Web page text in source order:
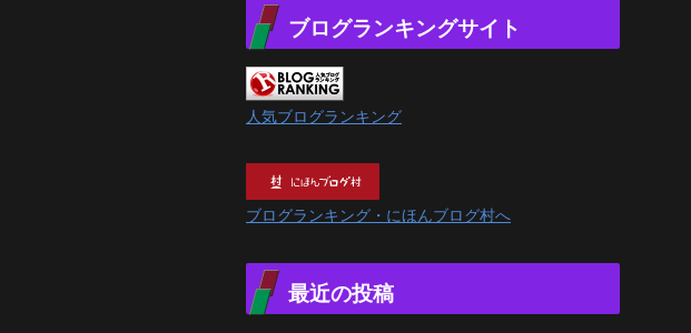
ブログランキングサイト
人気ブログランキング
ブログランキング・にほんブログ村へ
最近の投稿